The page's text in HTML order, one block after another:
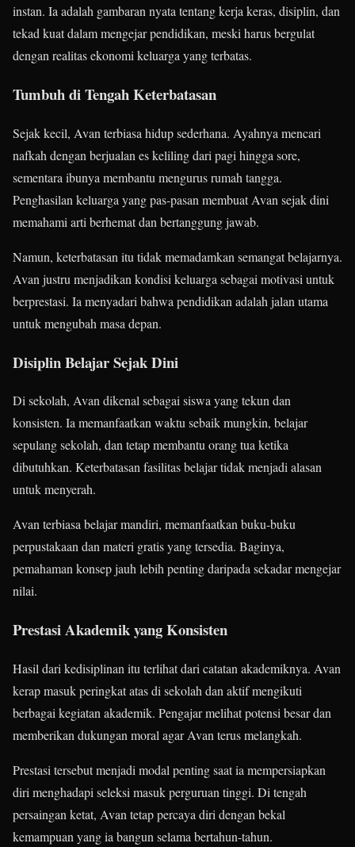
instan. Ia adalah gambaran nyata tentang kerja keras, disiplin, dan
tekad kuat dalam mengejar pendidikan, meski harus bergulat
dengan realitas ekonomi keluarga yang terbatas.
Tumbuh di Tengah Keterbatasan
Sejak kecil, Avan terbiasa hidup sederhana. Ayahnya mencari
nafkah dengan berjualan es keliling dari pagi hingga sore,
sementara ibunya membantu mengurus rumah tangga.
Penghasilan keluarga yang pas-pasan membuat Avan sejak dini
memahami arti berhemat dan bertanggung jawab.
Namun, keterbatasan itu tidak memadamkan semangat belajarnya.
Avan justru menjadikan kondisi keluarga sebagai motivasi untuk
berprestasi. Ia menyadari bahwa pendidikan adalah jalan utama
untuk mengubah masa depan.
Disiplin Belajar Sejak Dini
Di sekolah, Avan dikenal sebagai siswa yang tekun dan
konsisten. Ia memanfaatkan waktu sebaik mungkin, belajar
sepulang sekolah, dan tetap membantu orang tua ketika
dibutuhkan. Keterbatasan fasilitas belajar tidak menjadi alasan
untuk menyerah.
Avan terbiasa belajar mandiri, memanfaatkan buku-buku
perpustakaan dan materi gratis yang tersedia. Baginya,
pemahaman konsep jauh lebih penting daripada sekadar mengejar
nilai.
Prestasi Akademik yang Konsisten
Hasil dari kedisiplinan itu terlihat dari catatan akademiknya. Avan
kerap masuk peringkat atas di sekolah dan aktif mengikuti
berbagai kegiatan akademik. Pengajar melihat potensi besar dan
memberikan dukungan moral agar Avan terus melangkah.
Prestasi tersebut menjadi modal penting saat ia mempersiapkan
diri menghadapi seleksi masuk perguruan tinggi. Di tengah
persaingan ketat, Avan tetap percaya diri dengan bekal
kemampuan yang ia bangun selama bertahun-tahun.